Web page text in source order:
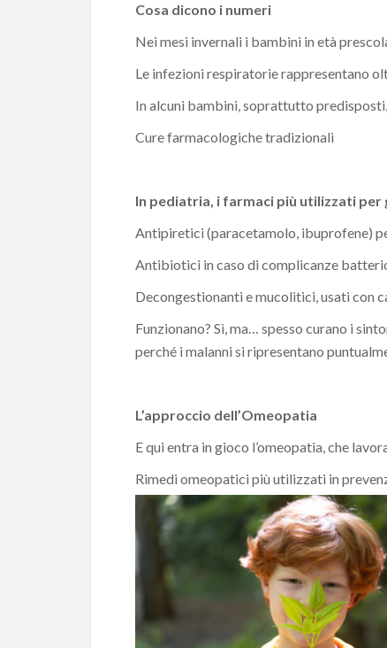
Cosa dicono i numeri
Nei mesi invernali i bambini in età
Le infezioni respiratorie rappresentano
In alcuni bambini, soprattutto
Cure farmacologiche tradizionali
In pediatria, i farmaci più utilizzati per
Antipiretici (paracetamolo, ibuprofene)
Antibiotici in caso di complicanze
Decongestionanti e mucolitici, usati con
Funzionano? Sì, ma… spesso curano i
perché i malanni si ripresentano
L’approccio dell’Omeopatia
E qui entra in gioco l’omeopatia, che
Rimedi omeopatici più utilizzati in